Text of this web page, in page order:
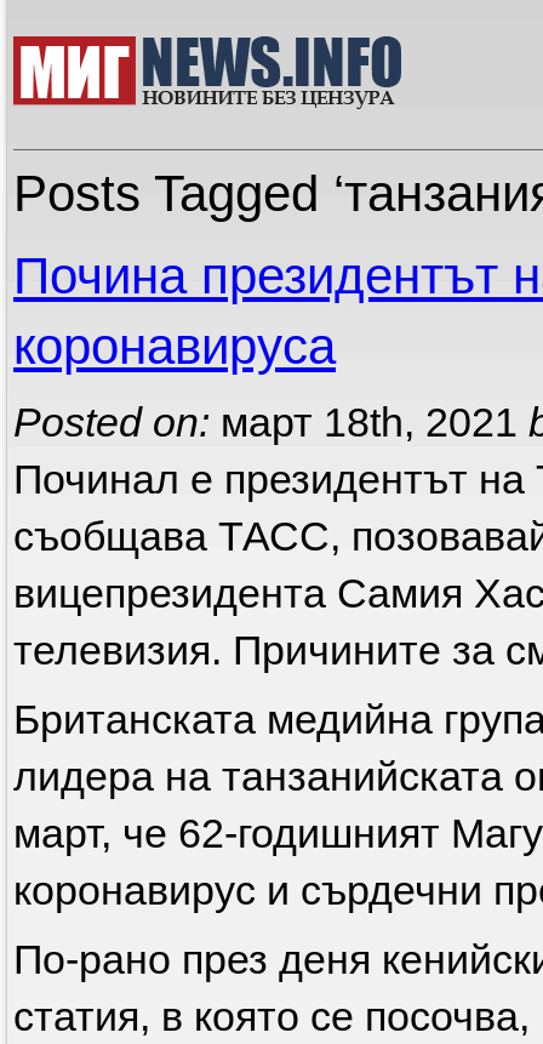
Posts Tagged
Почина президентът
коронавируса
Posted on: март 18th, 2021
Починал е президентът
съобщава ТАСС,
вицепрезидента Самия
телевизия. Причините за
Британската медийна
лидера на танзанийската
март, че 62-годишният
коронавирус и сърдечни
По-рано през деня
статия, в която се